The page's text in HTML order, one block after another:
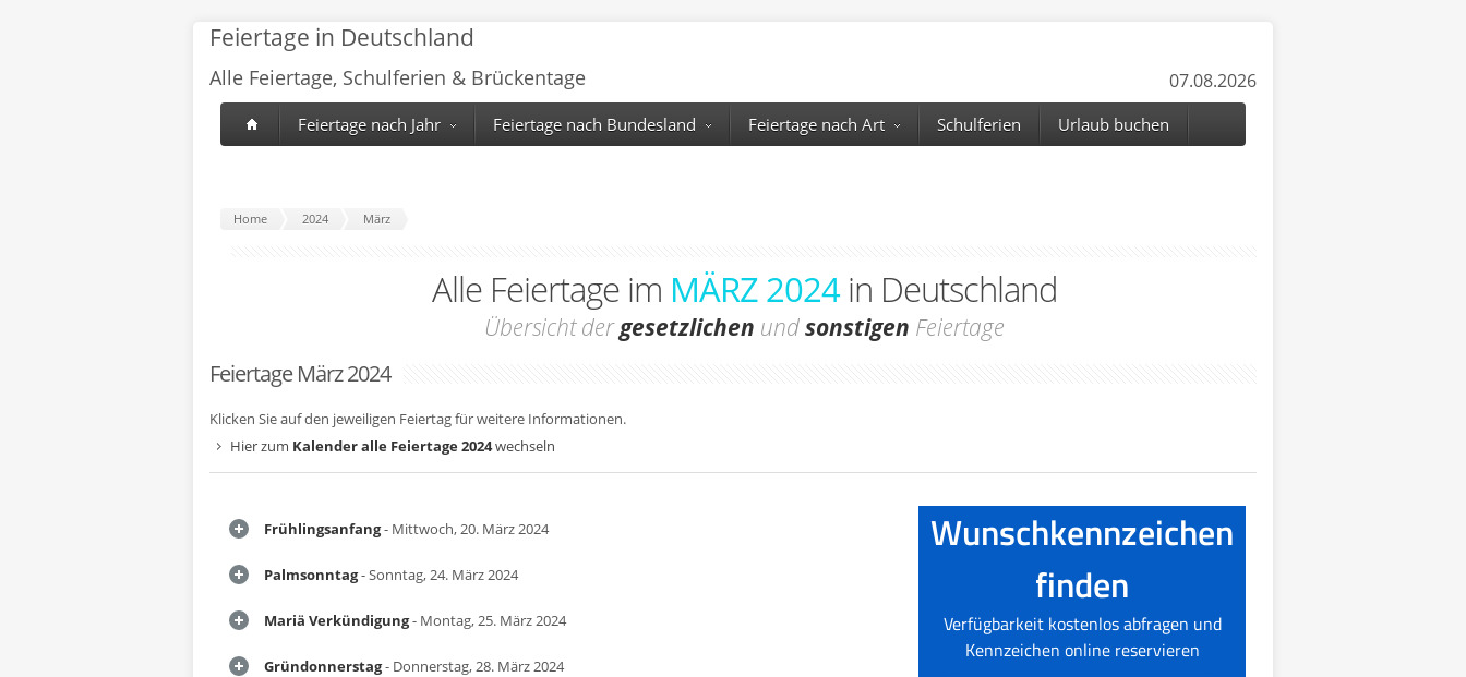
Feiertage in Deutschland
Alle Feiertage, Schulferien & Brückentage 07.08.2026
Feiertage nach Jahr Feiertage nach Bundesland Feiertage nach Art Schulferien Urlaub buchen
Home 2024 März
Alle Feiertage im MÄRZ 2024in Deutschland
Übersicht dergesetzlichen undsonstigen Feiertage
Feiertage März 2024
Klicken Sie auf den jeweiligen Feiertag für weitere Informationen.
Hier zum Kalender alle Feiertage 2024wechseln
Frühlingsanfang- Mittwoch, 20. März 2024
Palmsonntag- Sonntag, 24. März 2024
Mariä Verkündigung- Montag, 25. März 2024
Gründonnerstag- Donnerstag, 28. März 2024